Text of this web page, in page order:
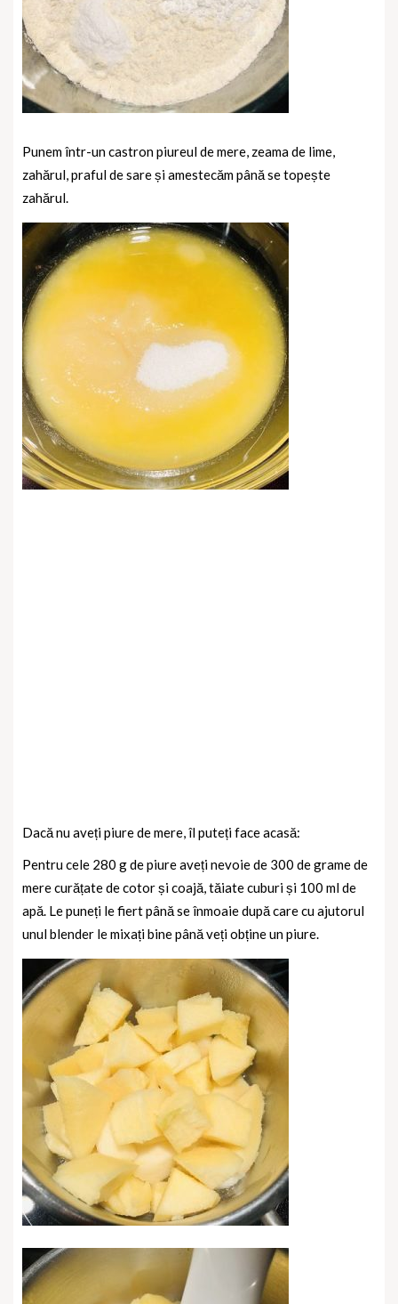
Punem într-un castron piureul de mere, zeama de lime,
zahărul, praful de sare și amestecăm până se topește
zahărul.
Dacă nu aveți piure de mere, îl puteți face acasă:
Pentru cele 280 g de piure aveți nevoie de 300 de grame de
mere curățate de cotor și coajă, tăiate cuburi și 100 ml de
apă. Le puneți le fiert până se înmoaie după care cu ajutorul
unul blender le mixați bine până veți obține un piure.